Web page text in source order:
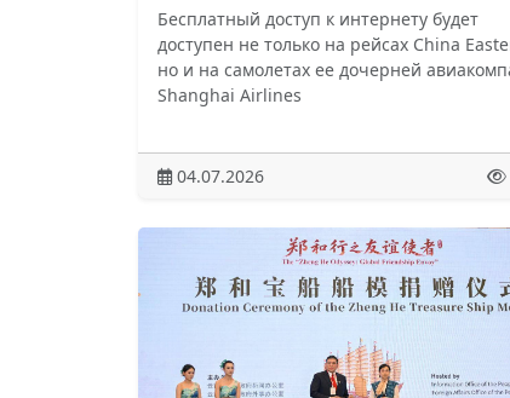
Бесплатный доступ к интернету будет
доступен не только на рейсах China
но и на самолетах ее дочерней
Shanghai Airlines
04.07.2026